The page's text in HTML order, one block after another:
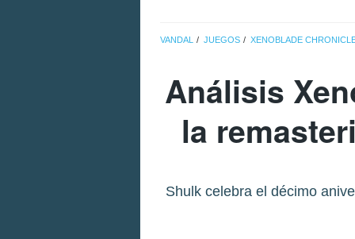
VANDAL JUEGOS XENOBLADE
Análisis
la
Shulk celebra el décimo